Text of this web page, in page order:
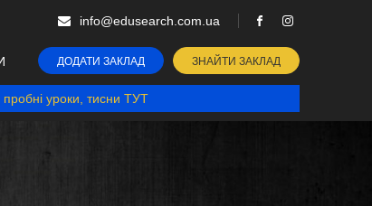
info@edusearch.com.ua
ДОДАТИ ЗАКЛАД ЗНАЙТИ ЗАКЛАД
уроки, тисни ТУТ